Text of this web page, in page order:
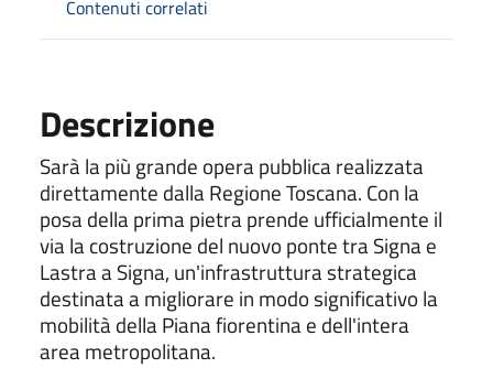
Contenuti correlati
Descrizione
Sarà la più grande opera pubblica realizzata
direttamente dalla Regione Toscana. Con la
posa della prima pietra prende ufficialmente il
via la costruzione del nuovo ponte tra Signa e
Lastra a Signa, un'infrastruttura strategica
destinata a migliorare in modo significativo la
mobilità della Piana fiorentina e dell'intera
area metropolitana.